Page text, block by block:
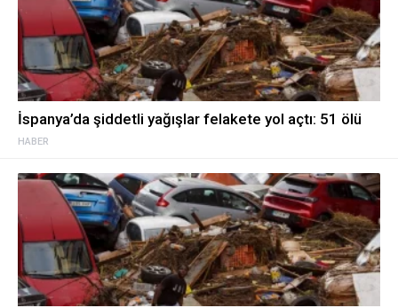
HABER
İspanya’da şiddetli yağışlar felakete yol açtı: 51 ölü